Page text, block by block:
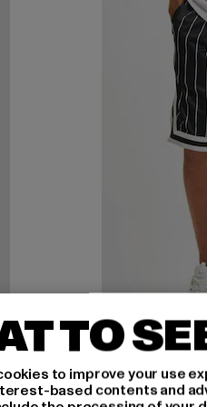
KARL KANI
Small
TO
to improve your use
based contents and